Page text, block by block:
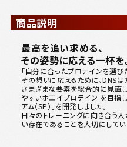
商品説明
最高を追い求める、
その姿勢に応える一杯を
「自分に合ったプロテインを選び
その想いに応えるために、DNSは
さまざまな要素を総合的に見直
やすいホエイプロテイン を目指
アム（SP）」を開発しました。
日々のトレーニングに向き合う
い存在であることを大切にしてい